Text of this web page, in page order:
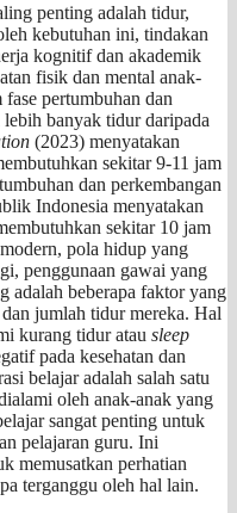
penting adalah tidur,
kebutuhan ini, tindakan
kognitif dan akademik
fisik dan mental anak-
pertumbuhan dan
banyak tidur daripada
(2023) menyatakan
sekitar 9-11 jam
dan perkembangan
Indonesia menyatakan
sekitar 10 jam
pola hidup yang
penggunaan gawai yang
adalah beberapa faktor yang
jumlah tidur mereka. Hal
kurang tidur atau sleep
pada kesehatan dan
belajar adalah salah satu
oleh anak-anak yang
sangat penting untuk
pelajaran guru. Ini
memusatkan perhatian
terganggu oleh hal lain.